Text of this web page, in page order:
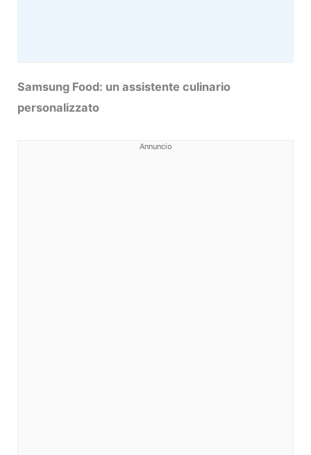
Samsung Food: un assistente culinario
personalizzato
Annuncio